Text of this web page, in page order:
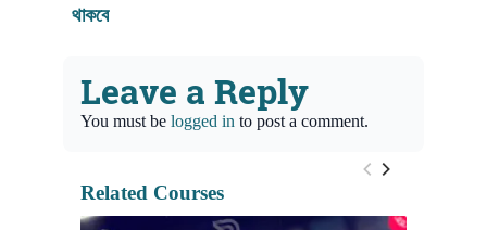
থাকবে
Leave a Reply
You must be logged in to post a comment.
Related Courses